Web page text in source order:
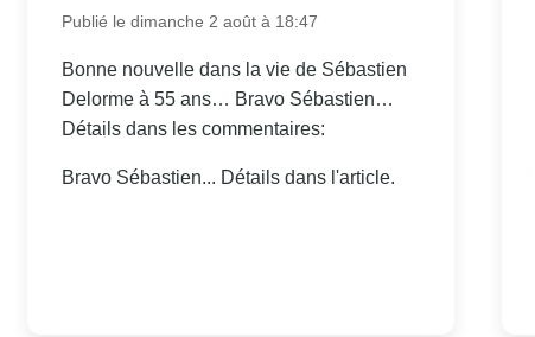
Publié le dimanche 2 août à 18:47
Bonne nouvelle dans la vie de Sébastien
Delorme à 55 ans… Bravo Sébastien…
Détails dans les commentaires:
Bravo Sébastien... Détails dans l'article.